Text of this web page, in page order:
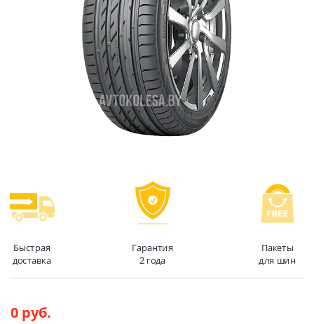
Быстрая
доставка
Гарантия
2 года
Пакеты
для шин
0 руб.